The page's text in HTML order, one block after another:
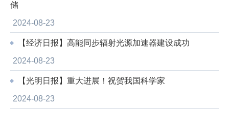
储
2024-08-23
【经济日报】高能同步辐射光源加速器建设成功
2024-08-23
【光明日报】重大进展！祝贺我国科学家
2024-08-23